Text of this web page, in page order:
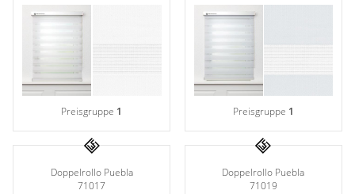
Preisgruppe 1 Preisgruppe 1
Doppelrollo Puebla
71017
Doppelrollo Puebla
71019